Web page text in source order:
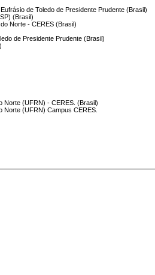
de Toledo de Presidente Prudente (Brasil)
(Brasil)
Norte - CERES (Brasil)
de Presidente Prudente (Brasil)
Norte (UFRN) - CERES. (Brasil)
Norte (UFRN) Campus CERES.